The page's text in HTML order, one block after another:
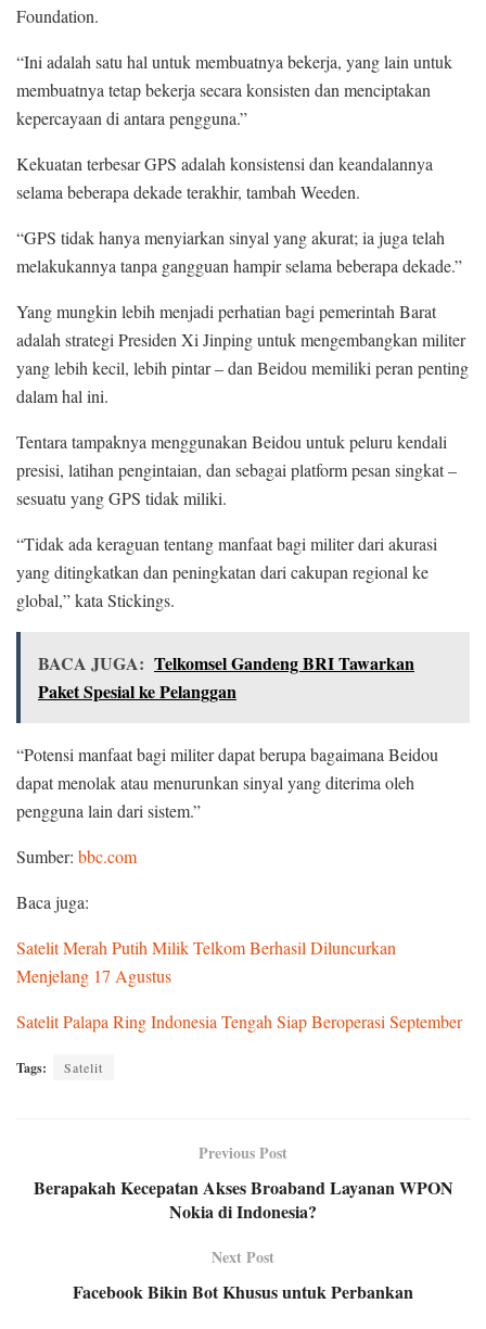
Foundation.
“Ini adalah satu hal untuk membuatnya bekerja, yang lain untuk
membuatnya tetap bekerja secara konsisten dan menciptakan
kepercayaan di antara pengguna.”
Kekuatan terbesar GPS adalah konsistensi dan keandalannya
selama beberapa dekade terakhir, tambah Weeden.
“GPS tidak hanya menyiarkan sinyal yang akurat; ia juga telah
melakukannya tanpa gangguan hampir selama beberapa dekade.”
Yang mungkin lebih menjadi perhatian bagi pemerintah Barat
adalah strategi Presiden Xi Jinping untuk mengembangkan militer
yang lebih kecil, lebih pintar – dan Beidou memiliki peran penting
dalam hal ini.
Tentara tampaknya menggunakan Beidou untuk peluru kendali
presisi, latihan pengintaian, dan sebagai platform pesan singkat –
sesuatu yang GPS tidak miliki.
“Tidak ada keraguan tentang manfaat bagi militer dari akurasi
yang ditingkatkan dan peningkatan dari cakupan regional ke
global,” kata Stickings.
BACA JUGA: Telkomsel Gandeng BRI Tawarkan
Paket Spesial ke Pelanggan
“Potensi manfaat bagi militer dapat berupa bagaimana Beidou
dapat menolak atau menurunkan sinyal yang diterima oleh
pengguna lain dari sistem.”
Sumber: bbc.com
Baca juga:
Satelit Merah Putih Milik Telkom Berhasil Diluncurkan
Menjelang 17 Agustus
Satelit Palapa Ring Indonesia Tengah Siap Beroperasi September
Tags: Satelit
Previous Post
Berapakah Kecepatan Akses Broaband Layanan WPON
Nokia di Indonesia?
Next Post
Facebook Bikin Bot Khusus untuk Perbankan